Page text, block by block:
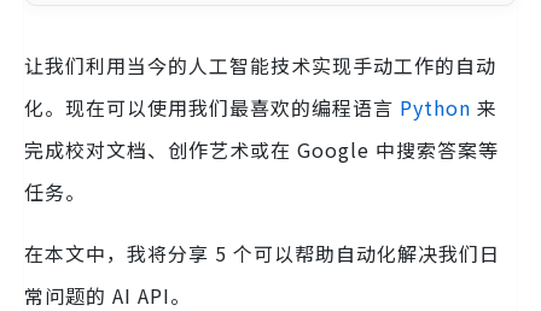
让我们利用当今的人工智能技术实现手动工作的自动
化。现在可以使用我们最喜欢的编程语言 Python 来
完成校对文档、创作艺术或在 Google 中搜索答案等
任务。
在本文中，我将分享 5 个可以帮助自动化解决我们日
常问题的 AI API。